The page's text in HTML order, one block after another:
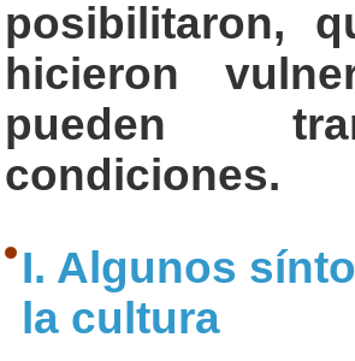
posibilitaron,
hicieron
pueden
condiciones.
I. Algunos
la cultura